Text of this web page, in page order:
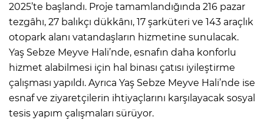
2025’te başlandı. Proje tamamlandığında 216 pazar
tezgâhı, 27 balıkçı dükkânı, 17 şarküteri ve 143 araçlık
otopark alanı vatandaşların hizmetine sunulacak.
Yaş Sebze Meyve Hali’nde, esnafın daha konforlu
hizmet alabilmesi için hal binası çatısı iyileştirme
çalışması yapıldı. Ayrıca Yaş Sebze Meyve Hali’nde ise
esnaf ve ziyaretçilerin ihtiyaçlarını karşılayacak sosyal
tesis yapım çalışmaları sürüyor.